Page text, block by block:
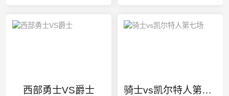
西部勇士VS爵士 骑士vs凯尔特人第七场